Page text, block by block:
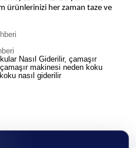
ürünlerinizi her zaman taze ve
Nasıl Giderilir, çamaşır
makinesi neden koku
nasıl giderilir